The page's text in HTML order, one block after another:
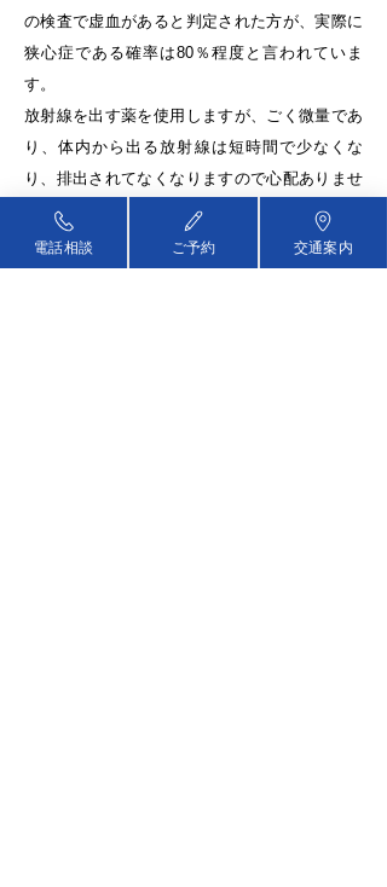
の検査で虚血があると判定された方が、実際に
狭心症である確率は80％程度と言われていま
す。
放射線を出す薬を使用しますが、ごく微量であ
り、体内から出る放射線は短時間で少なくな
り、排出されてなくなりますので心配ありませ
ん。
電話相談 ご予約 交通案内